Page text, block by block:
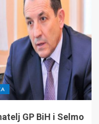
GP BiH i Selmo